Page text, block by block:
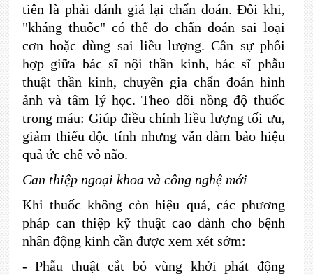
tiên là phải đánh giá lại chẩn đoán. Đôi khi,
"kháng thuốc" có thể do chẩn đoán sai loại
cơn hoặc dùng sai liều lượng. Cần sự phối
hợp giữa bác sĩ nội thần kinh, bác sĩ phẫu
thuật thần kinh, chuyên gia chẩn đoán hình
ảnh và tâm lý học. Theo dõi nồng độ thuốc
trong máu: Giúp điều chỉnh liều lượng tối ưu,
giảm thiểu độc tính nhưng vẫn đảm bảo hiệu
quả ức chế vỏ não.
Can thiệp ngoại khoa và công nghệ mới
Khi thuốc không còn hiệu quả, các phương
pháp can thiệp kỹ thuật cao dành cho bệnh
nhân động kinh cần được xem xét sớm:
- Phẫu thuật cắt bỏ vùng khởi phát động